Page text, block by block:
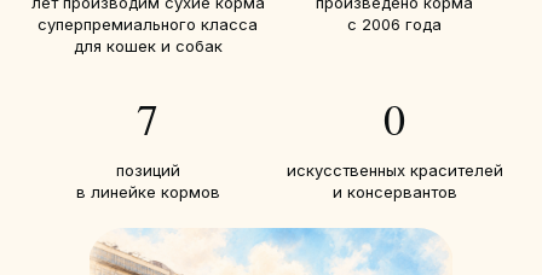
суперпремиального класса
для кошек и собак
с 2006 года
7
позиций
в линейке кормов
0
искусственных красителей
и консервантов